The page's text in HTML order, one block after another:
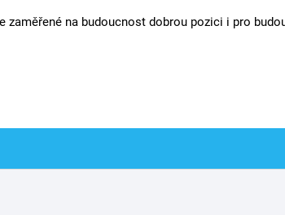
na budoucnost dobrou pozici i pro